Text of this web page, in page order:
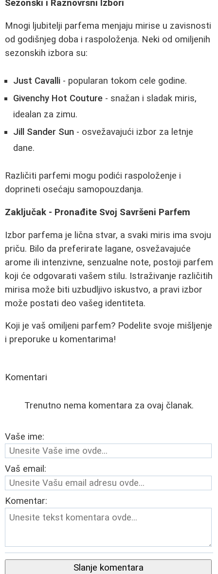
Sezonski i Raznovrsni Izbori
Mnogi ljubitelji parfema menjaju mirise u zavisnosti
od godišnjeg doba i raspoloženja. Neki od omiljenih
sezonskih izbora su:
Just Cavalli - popularan tokom cele godine.
Givenchy Hot Couture - snažan i sladak miris,
idealan za zimu.
Jill Sander Sun - osvežavajući izbor za letnje
dane.
Različiti parfemi mogu podići raspoloženje i
doprineti osećaju samopouzdanja.
Zaključak - Pronađite Svoj Savršeni Parfem
Izbor parfema je lična stvar, a svaki miris ima svoju
priču. Bilo da preferirate lagane, osvežavajuće
arome ili intenzivne, senzualne note, postoji parfem
koji će odgovarati vašem stilu. Istraživanje različitih
mirisa može biti uzbudljivo iskustvo, a pravi izbor
može postati deo vašeg identiteta.
Koji je vaš omiljeni parfem? Podelite svoje mišljenje
i preporuke u komentarima!
Komentari
Trenutno nema komentara za ovaj članak.
Vaše ime:
Vaš email:
Komentar:
Slanje komentara